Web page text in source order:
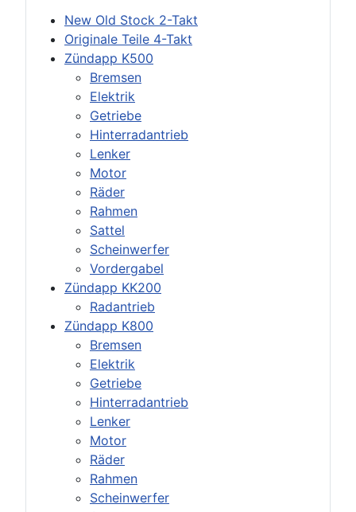
New Old Stock 2-Takt
Originale Teile 4-Takt
Zündapp K500
Bremsen
Elektrik
Getriebe
Hinterradantrieb
Lenker
Motor
Räder
Rahmen
Sattel
Scheinwerfer
Vordergabel
Zündapp KK200
Radantrieb
Zündapp K800
Bremsen
Elektrik
Getriebe
Hinterradantrieb
Lenker
Motor
Räder
Rahmen
Scheinwerfer